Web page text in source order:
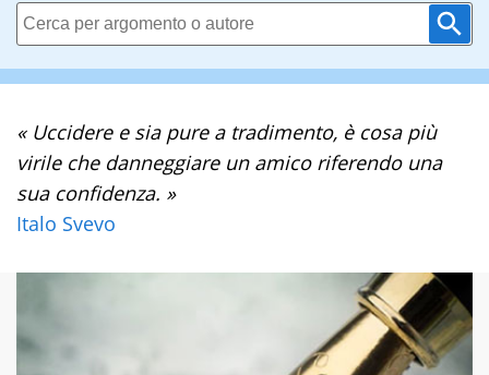
« Uccidere e sia pure a tradimento, è cosa più
virile che danneggiare un amico riferendo una
sua confidenza. »
Italo Svevo